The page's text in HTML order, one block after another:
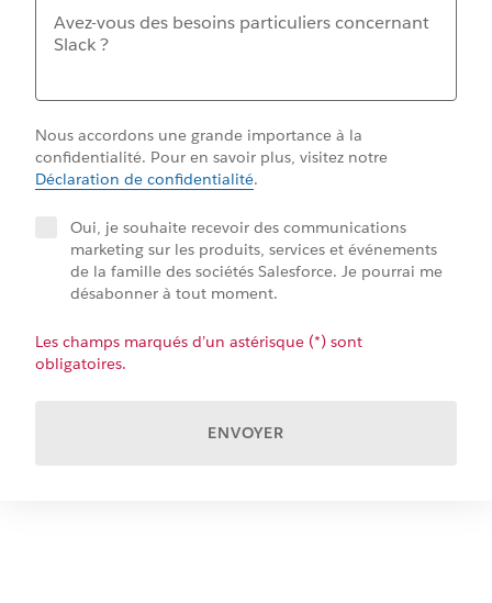
Nous accordons une grande importance à la
confidentialité. Pour en savoir plus, visitez notre
Déclaration de confidentialité.
Oui, je souhaite recevoir des communications
marketing sur les produits, services et événements
de la famille des sociétés Salesforce. Je pourrai me
désabonner à tout moment.
Les champs marqués d’un astérisque (*) sont
obligatoires.
ENVOYER